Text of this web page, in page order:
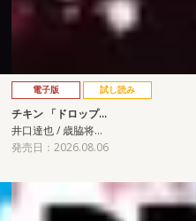
電子版 試し読み
チキン 「ドロップ…
井口達也 / 歳脇将…
発売日：2026.08.06